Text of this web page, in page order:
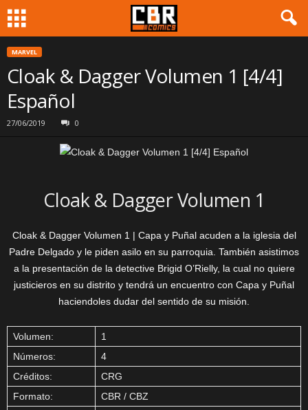
MARVEL
Cloak & Dagger Volumen 1 [4/4]
Español
27/06/2019 0
Cloak & Dagger Volumen 1
Cloak & Dagger Volumen 1 | Capa y Puñal acuden a la iglesia del
Padre Delgado y le piden asilo en su parroquia. También asistimos
a la presentación de la detective Brigid O’Rielly, la cual no quiere
justicieros en su distrito y tendrá un encuentro con Capa y Puñal
haciendoles dudar del sentido de su misión.
Volumen:
1
Números:
4
Créditos:
CRG
Formato:
CBR / CBZ